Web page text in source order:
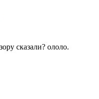
сказали? ололо.